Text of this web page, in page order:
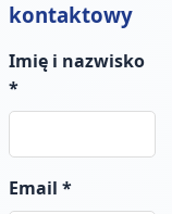
kontaktowy
Imię i nazwisko
*
Email *